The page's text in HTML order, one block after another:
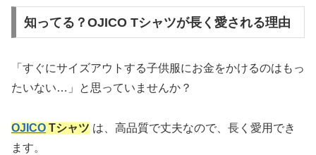
知ってる？OJICO Tシャツが長く愛される理由
「すぐにサイズアウトする子供服にお金をかけるのはもっ
たいない…」と思っていませんか？
OJICO Tシャツ は、高品質で丈夫なので、長く愛用でき
ます。